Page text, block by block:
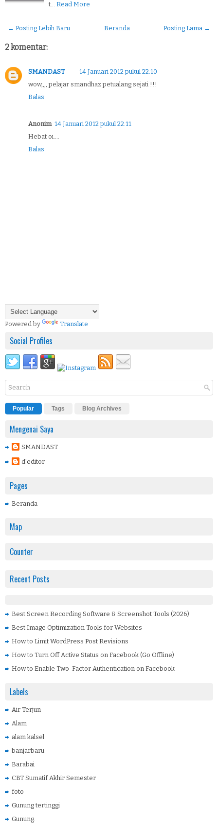
t… Read More
← Posting Lebih Baru Posting Lama →
Beranda
2 komentar:
SMANDAST
14 Januari 2012 pukul 22.10
wow,,,, pelajar smandhaz petualang sejati !!!
Balas
Anonim 14 Januari 2012 pukul 22.11
Hebat oi....
Balas
Powered by Translate
Social Profiles
Popular Tags Blog Archives
Mengenai Saya
SMANDAST
d'editor
Pages
Beranda
Map
Counter
Recent Posts
Best Screen Recording Software & Screenshot Tools (2026)
Best Image Optimization Tools for Websites
How to Limit WordPress Post Revisions
How to Turn Off Active Status on Facebook (Go Offline)
How to Enable Two-Factor Authentication on Facebook
Labels
Air Terjun
Alam
alam kalsel
banjarbaru
Barabai
CBT Sumatif Akhir Semester
foto
Gunung tertinggi
Gunung.